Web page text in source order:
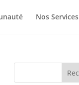
Nos Services